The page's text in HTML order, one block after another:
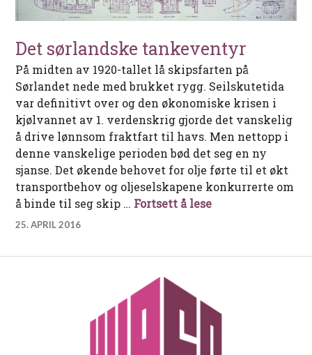
Det sørlandske tankeventyr
På midten av 1920-tallet lå skipsfarten på
Sørlandet nede med brukket rygg. Seilskutetida
var definitivt over og den økonomiske krisen i
kjølvannet av 1. verdenskrig gjorde det vanskelig
å drive lønnsom fraktfart til havs. Men nettopp i
denne vanskelige perioden bød det seg en ny
sjanse. Det økende behovet for olje førte til et økt
transportbehov og oljeselskapene konkurrerte om
å binde til seg skip … Fortsett å leseDet sørlandske
25. APRIL 2016